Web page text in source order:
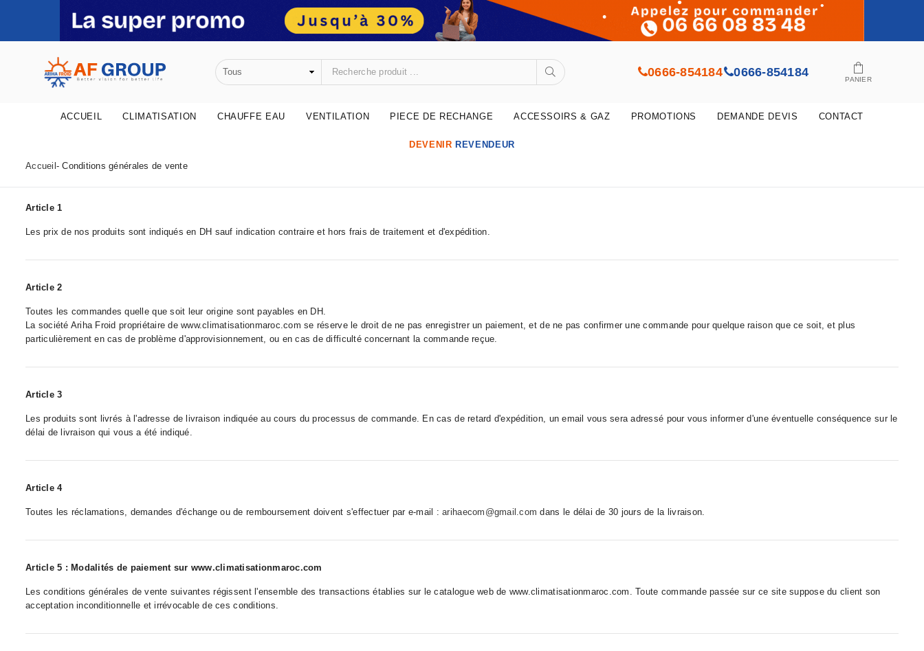
0666-854184 0666-854184
PANIER
ACCUEIL CLIMATISATION CHAUFFE EAU VENTILATION PIECE DE RECHANGE ACCESSOIRS & GAZ PROMOTIONS DEMANDE DEVIS CONTACT
DEVENIR REVENDEUR
Accueil - Conditions générales de vente
Article 1
Les prix de nos produits sont indiqués en DH sauf indication contraire et hors frais de traitement et d'expédition.
Article 2
Toutes les commandes quelle que soit leur origine sont payables en DH.
La société Ariha Froid propriétaire de www.climatisationmaroc.com se réserve le droit de ne pas enregistrer un paiement, et de ne pas confirmer une commande pour quelque raison que ce soit, et plus
particulièrement en cas de problème d'approvisionnement, ou en cas de difficulté concernant la commande reçue.
Article 3
Les produits sont livrés à l'adresse de livraison indiquée au cours du processus de commande. En cas de retard d'expédition, un email vous sera adressé pour vous informer d'une éventuelle conséquence sur le
délai de livraison qui vous a été indiqué.
Article 4
Toutes les réclamations, demandes d'échange ou de remboursement doivent s'effectuer par e-mail :arihaecom@gmail.com dans le délai de 30 jours de la livraison.
Article 5 : Modalités de paiement sur www.climatisationmaroc.com
Les conditions générales de vente suivantes régissent l'ensemble des transactions établies sur le catalogue web de www.climatisationmaroc.com. Toute commande passée sur ce site suppose du client son
acceptation inconditionnelle et irrévocable de ces conditions.
•
•